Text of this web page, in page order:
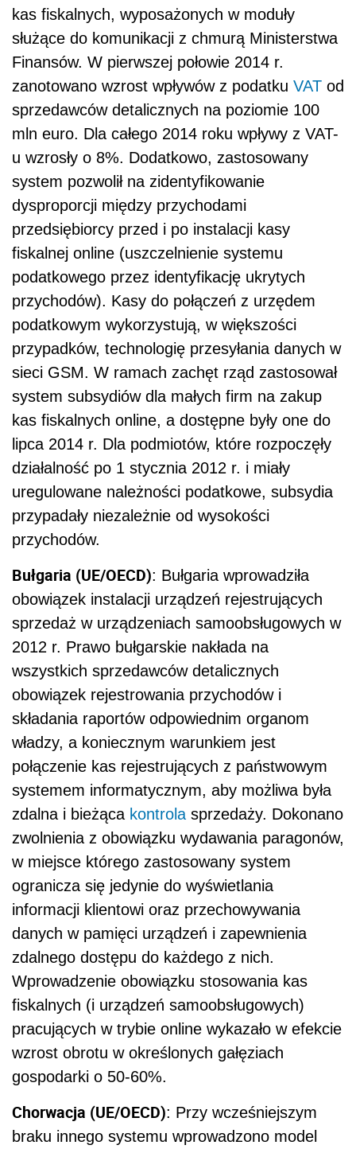
kas fiskalnych, wyposażonych w moduły
służące do komunikacji z chmurą Ministerstwa
Finansów. W pierwszej połowie 2014 r.
zanotowano wzrost wpływów z podatku VAT od
sprzedawców detalicznych na poziomie 100
mln euro. Dla całego 2014 roku wpływy z VAT-
u wzrosły o 8%. Dodatkowo, zastosowany
system pozwolił na zidentyfikowanie
dysproporcji między przychodami
przedsiębiorcy przed i po instalacji kasy
fiskalnej online (uszczelnienie systemu
podatkowego przez identyfikację ukrytych
przychodów). Kasy do połączeń z urzędem
podatkowym wykorzystują, w większości
przypadków, technologię przesyłania danych w
sieci GSM. W ramach zachęt rząd zastosował
system subsydiów dla małych firm na zakup
kas fiskalnych online, a dostępne były one do
lipca 2014 r. Dla podmiotów, które rozpoczęły
działalność po 1 stycznia 2012 r. i miały
uregulowane należności podatkowe, subsydia
przypadały niezależnie od wysokości
przychodów.
Bułgaria (UE/OECD): Bułgaria wprowadziła
obowiązek instalacji urządzeń rejestrujących
sprzedaż w urządzeniach samoobsługowych w
2012 r. Prawo bułgarskie nakłada na
wszystkich sprzedawców detalicznych
obowiązek rejestrowania przychodów i
składania raportów odpowiednim organom
władzy, a koniecznym warunkiem jest
połączenie kas rejestrujących z państwowym
systemem informatycznym, aby możliwa była
zdalna i bieżąca kontrola sprzedaży. Dokonano
zwolnienia z obowiązku wydawania paragonów,
w miejsce którego zastosowany system
ogranicza się jedynie do wyświetlania
informacji klientowi oraz przechowywania
danych w pamięci urządzeń i zapewnienia
zdalnego dostępu do każdego z nich.
Wprowadzenie obowiązku stosowania kas
fiskalnych (i urządzeń samoobsługowych)
pracujących w trybie online wykazało w efekcie
wzrost obrotu w określonych gałęziach
gospodarki o 50-60%.
Chorwacja (UE/OECD): Przy wcześniejszym
braku innego systemu wprowadzono model